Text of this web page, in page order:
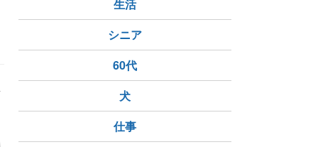
生活
シニア
60代
犬
仕事